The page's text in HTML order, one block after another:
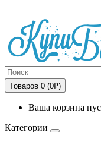
Товаров 0 (0₽)
Ваша корзина
Категории